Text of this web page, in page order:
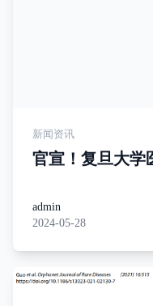
新闻资讯
官宣！复旦大学
admin
2024-05-28